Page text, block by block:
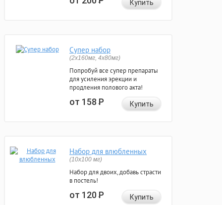
Купить
Супер набор
(2х160мг, 4х80мг)
Попробуй все супер препараты
для усиления эрекции и
продления полового акта!
от 158Р Купить
Набор для влюбленных
(10х100 мг)
Набор для двоих, добавь страсти
в постель!
от 120Р Купить